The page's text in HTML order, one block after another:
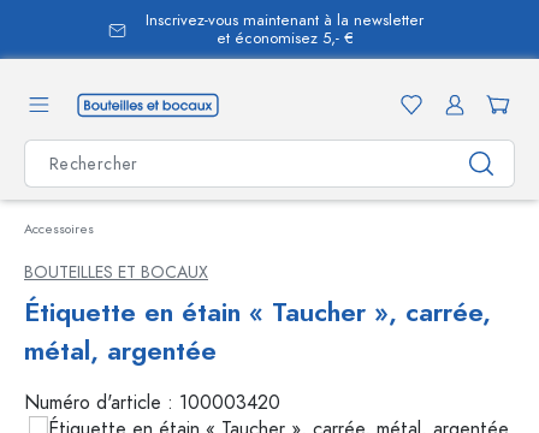
principal
Inscrivez-vous maintenant à la newsletter
et économisez 5,- €
Accessoires
BOUTEILLES ET BOCAUX
Étiquette en étain « Taucher », carrée,
métal, argentée
Numéro d'article : 100003420